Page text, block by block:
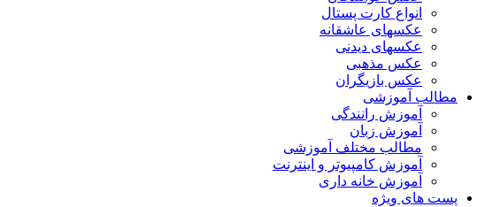
انواع کارت پستال
عکسهای عاشقانه
عکسهای دیدنی
عکس مذهبی
عکس بازیگران
مطالب آموزشی
آموزش رانندگی
آموزش زبان
مطالب مختلف آموزشی
آموزش کامپیوتر و اینترنت
آموزش خانه داری
پست های ویژه